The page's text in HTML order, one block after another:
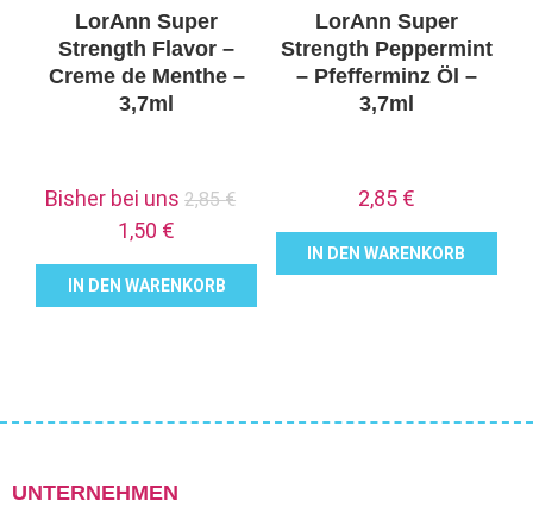
LorAnn Super
Strength Flavor –
Creme de Menthe –
3,7ml
Bisher bei uns 2,85€
Ursprünglicher
Preis
war:
1,50 €
Preis
ist:
IN DEN WARENKORB
LorAnn Super
Strength Peppermint
– Pfefferminz Öl –
3,7ml
2,85 €
IN DEN WARENKORB
UNTERNEHMEN